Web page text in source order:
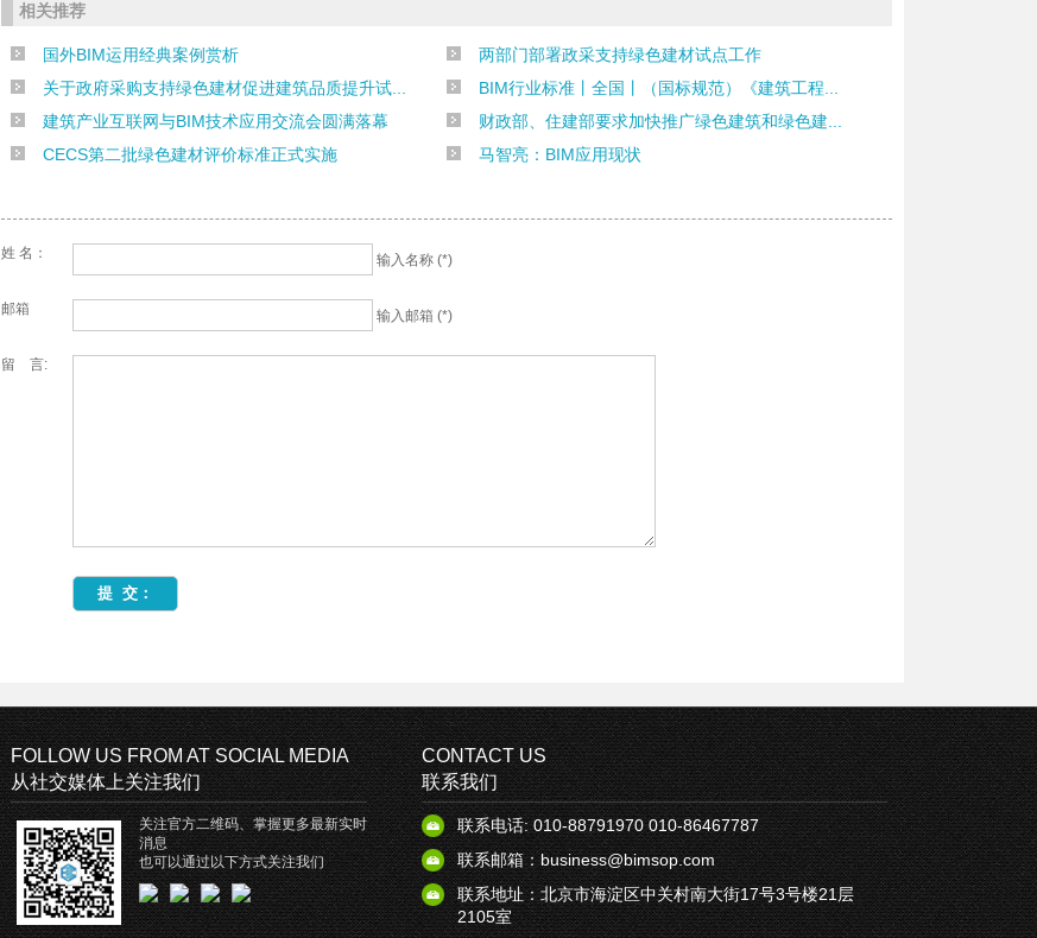
相关推荐
国外BIM运用经典案例赏析
两部门部署政采支持绿色建材试点工作
关于政府采购支持绿色建材促进建筑品质提升试...
BIM行业标准丨全国丨（国标规范）《建筑工程...
建筑产业互联网与BIM技术应用交流会圆满落幕
财政部、住建部要求加快推广绿色建筑和绿色建...
CECS第二批绿色建材评价标准正式实施
马智亮：BIM应用现状
姓 名： 输入名称 (*)
邮箱 输入邮箱 (*)
留 言:
FOLLOW US FROM AT SOCIAL MEDIA
从社交媒体上关注我们
关注官方二维码、掌握更多最新实时
消息
也可以通过以下方式关注我们
CONTACT US
联系我们
联系电话: 010-88791970 010-86467787
联系邮箱：business@bimsop.com
联系地址：北京市海淀区中关村南大街17号3号楼21层
2105室